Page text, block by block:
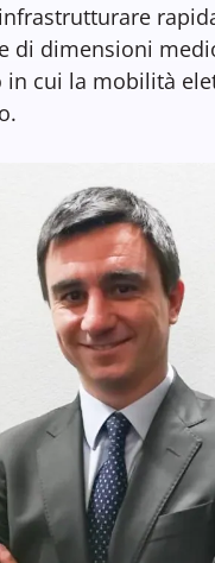
di dimensioni
in cui la mobilità